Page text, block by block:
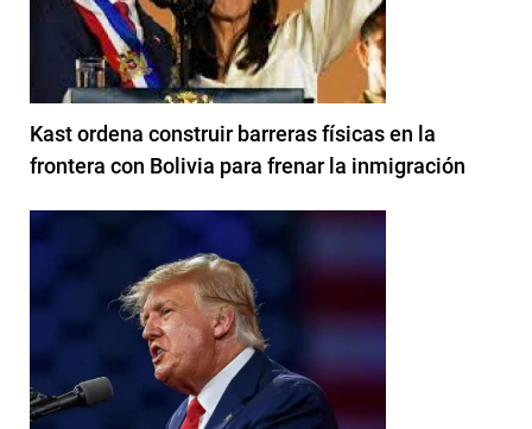
Kast ordena construir barreras físicas en la
frontera con Bolivia para frenar la inmigración